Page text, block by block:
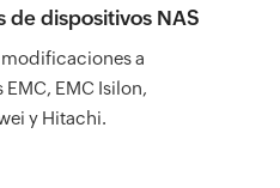
de dispositivos NAS
a
EMC Isilon,
y Hitachi.